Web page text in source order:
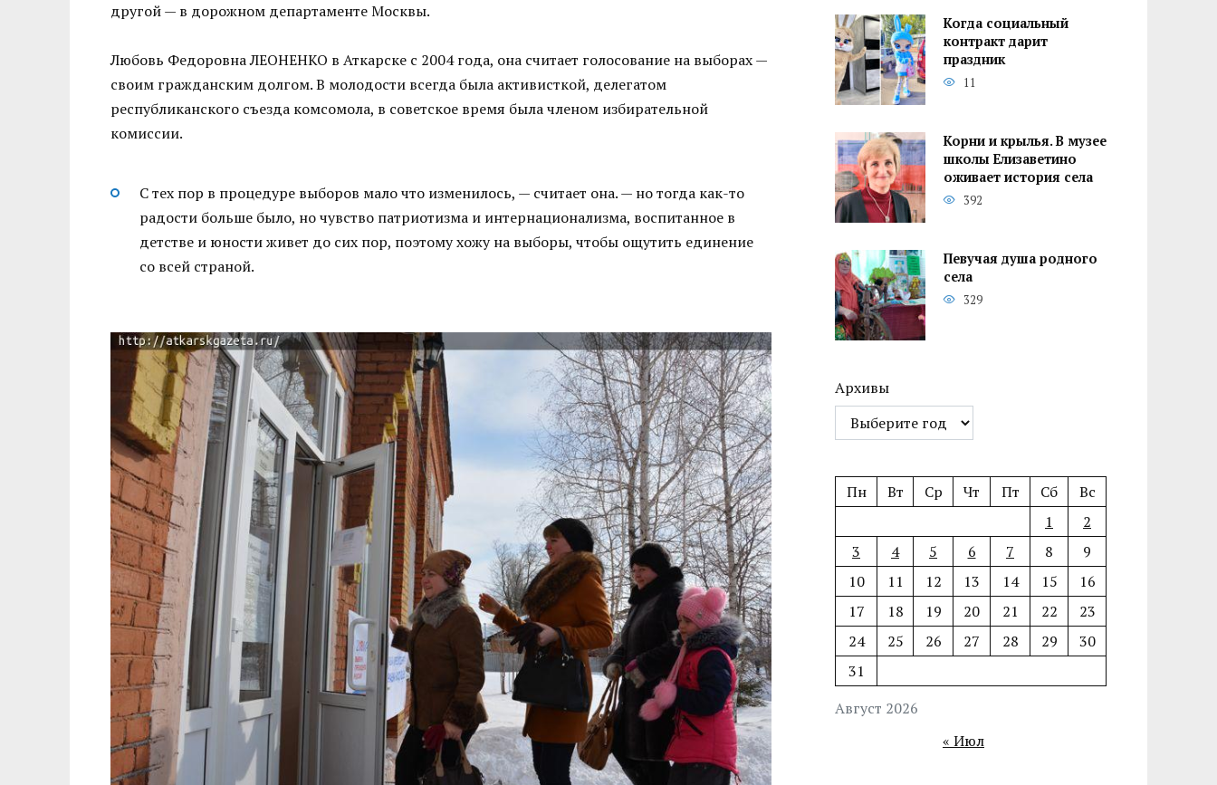
другой — в дорожном департаменте Москвы.
Любовь Федоровна ЛЕОНЕНКО в Аткарске с 2004 года, она считает голосование на выборах —
своим гражданским долгом. В молодости всегда была активисткой, делегатом
республиканского съезда комсомола, в советское время была членом избирательной
комиссии.
С тех пор в процедуре выборов мало что изменилось, — считает она. — но тогда как-то
радости больше было, но чувство патриотизма и интернационализма, воспитанное в
детстве и юности живет до сих пор, поэтому хожу на выборы, чтобы ощутить единение
со всей страной.
Когда социальный
контракт дарит
праздник
11
Корни и крылья. В музее
школы Елизаветино
оживает история села
392
Певучая душа родного
села
329
Архивы
Август 2026
Пн Вт Ср Чт Пт Сб
Вс
1
2
3
4 5 6 7 8
9
10
11 12 13 14 15
16
17
18 19 20 21 22
23
24
25 26 27 28 29
30
31
« Июл